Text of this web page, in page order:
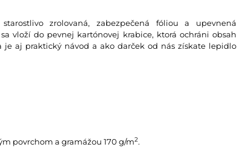
zrolovaná, zabezpečená fóliou a upevnená
vloží do pevnej kartónovej krabice, ktorá ochráni obsah
je aj praktický návod a ako darček od nás získate lepidlo
povrchom a gramážou 170 g/m2.